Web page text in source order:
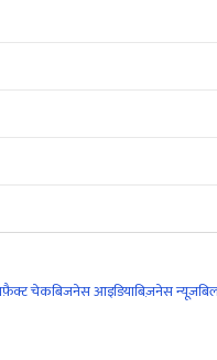
फ़ैक्ट चेकबिजनेस आइडियाबिज़नेस न्यूज़